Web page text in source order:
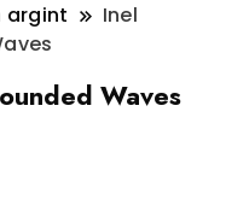
argint
Inel
Waves